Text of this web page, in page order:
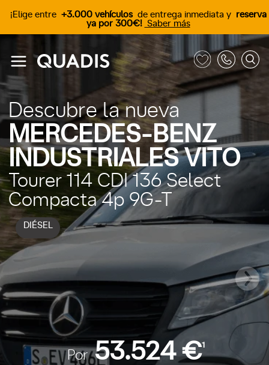
¡Elige entre +3.000 vehículos de entrega inmediata y reserva
ya por 300€! Saber más
Descubre la nueva
MERCEDES-BENZ
INDUSTRIALES VITO
DIÉSEL
Tourer 114 CDI 136 Select
Compacta 4p 9G-T
Por53.524 €1